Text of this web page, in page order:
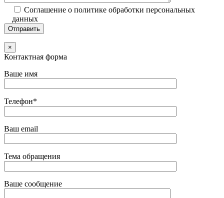
Соглашение о политике обработки персональных
данных
×
Контактная форма
Ваше имя
Телефон*
Ваш email
Тема обращения
Ваше сообщение